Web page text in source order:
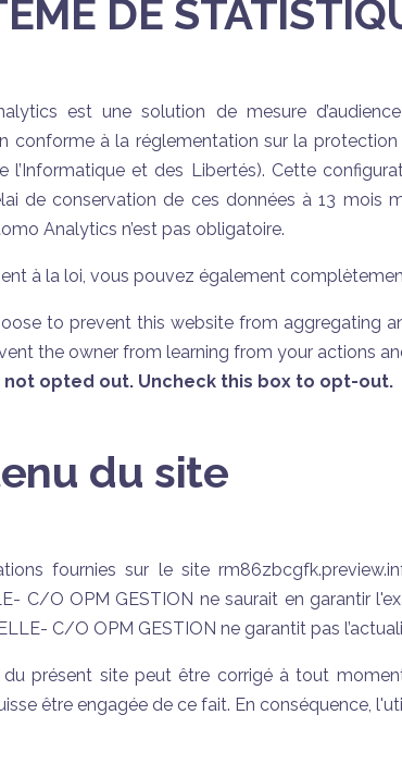
DE
est une solution de mesure
conforme à la réglementation sur la
l’Informatique et des Libertés). Cette
de conservation de ces données à 13 mois
Analytics n’est pas obligatoire.
à la loi, vous pouvez également
to prevent this website from aggregating
the owner from learning from your actions
not opted out. Uncheck this box to opt-out.
du site
fournies sur le site
C/O OPM GESTION ne saurait en garantir
C/O OPM GESTION ne garantit pas
présent site peut être corrigé à tout
être engagée de ce fait. En conséquence,